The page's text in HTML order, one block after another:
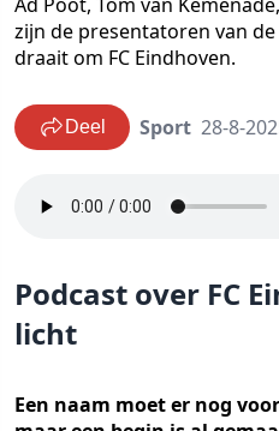
zijn de presentatoren van
draait om FC Eindhoven.
Deel Sport 28-8-
Podcast over FC
licht
Een naam moet er nog